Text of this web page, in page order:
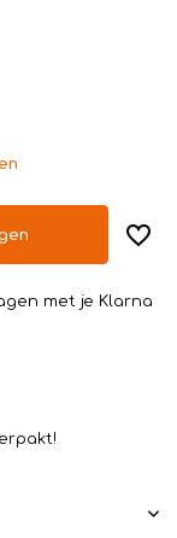
met je Klarna